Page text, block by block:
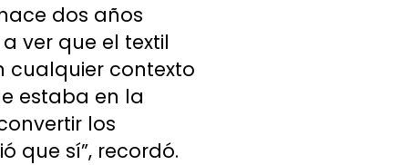
dos años
ver que el textil
cualquier contexto
estaba en la
los
que sí”, recordó.